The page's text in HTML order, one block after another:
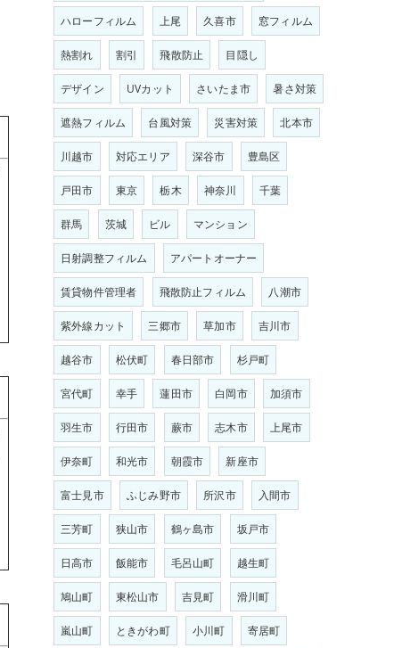
ハローフィルム 上尾 久喜市 窓フィルム
熱割れ 割引 飛散防止 目隠し
デザイン UVカット さいたま市 暑さ対策
遮熱フィルム 台風対策 災害対策 北本市
川越市 対応エリア 深谷市 豊島区
戸田市 東京 栃木 神奈川 千葉
群馬 茨城 ビル マンション
日射調整フィルム アパートオーナー
賃貸物件管理者 飛散防止フィルム 八潮市
紫外線カット 三郷市 草加市 吉川市
越谷市 松伏町 春日部市 杉戸町
宮代町 幸手 蓮田市 白岡市 加須市
羽生市 行田市 蕨市 志木市 上尾市
伊奈町 和光市 朝霞市 新座市
富士見市 ふじみ野市 所沢市 入間市
三芳町 狭山市 鶴ヶ島市 坂戸市
日高市 飯能市 毛呂山町 越生町
鳩山町 東松山市 吉見町 滑川町
嵐山町 ときがわ町 小川町 寄居町